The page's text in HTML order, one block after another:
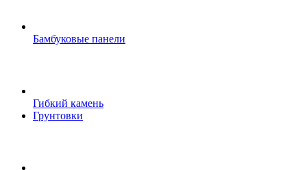
Бамбуковые панели
Гибкий камень
Грунтовки